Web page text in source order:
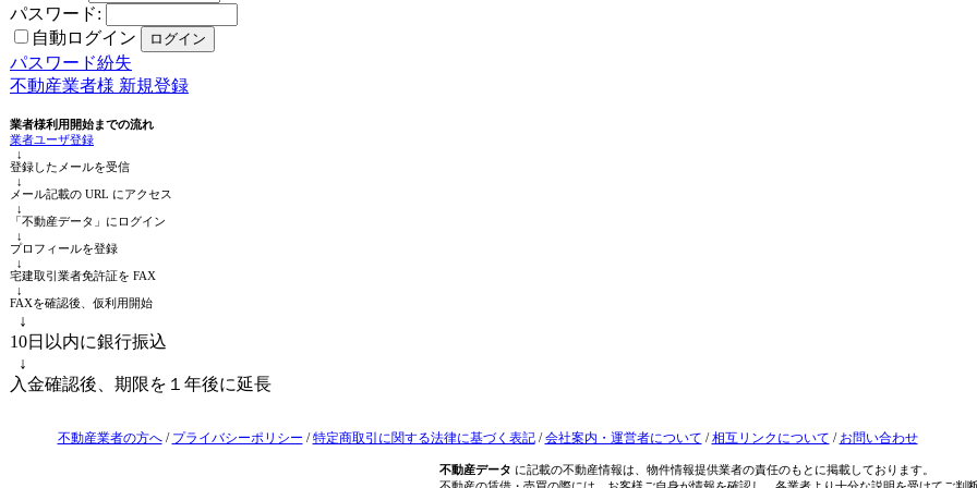
パスワード:
自動ログイン
パスワード紛失
不動産業者様 新規登録
業者様利用開始までの流れ
業者ユーザ登録
↓
登録したメールを受信
↓
メール記載の URL にアクセス
↓
「不動産データ」にログイン
↓
プロフィールを登録
↓
宅建取引業者免許証を FAX
↓
FAXを確認後、仮利用開始
↓
10日以内に銀行振込
↓
入金確認後、期限を１年後に延長
不動産業者の方へ/ プライバシーポリシー /特定商取引に関する法律に基づく表記/会社案内・運営者について /相互リンクについて / お問い合わせ
不動産データ に記載の不動産情報は、物件情報提供業者の責任のもとに掲載しております。